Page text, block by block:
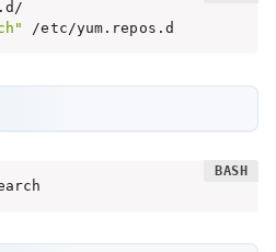
/etc/yum.repos.d